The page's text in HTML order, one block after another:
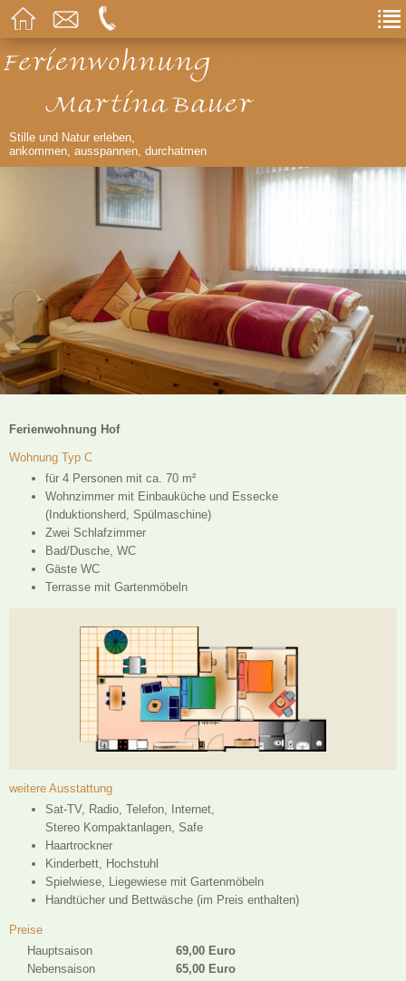
Stille und Natur erleben,
ankommen, ausspannen, durchatmen
Ferienwohnung Hof
Wohnung Typ C
für 4 Personen mit ca. 70 m²
Wohnzimmer mit Einbauküche und Essecke
(Induktionsherd, Spülmaschine)
Zwei Schlafzimmer
Bad/Dusche, WC
Gäste WC
Terrasse mit Gartenmöbeln
weitere Ausstattung
Sat-TV, Radio, Telefon, Internet,
Stereo Kompaktanlagen, Safe
Haartrockner
Kinderbett, Hochstuhl
Spielwiese, Liegewiese mit Gartenmöbeln
Handtücher und Bettwäsche (im Preis enthalten)
Preise
Hauptsaison
69,00 Euro
Nebensaison
65,00 Euro